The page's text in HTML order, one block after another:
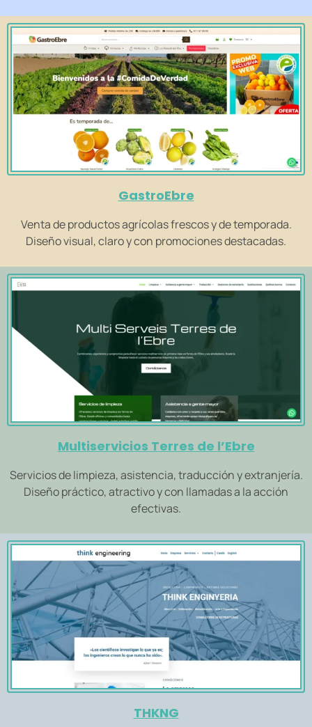
GastroEbre
Venta de productos agrícolas frescos y de temporada.
Diseño visual, claro y con promociones destacadas.
Multiservicios Terres de l’Ebre
Servicios de limpieza, asistencia, traducción y extranjería.
Diseño práctico, atractivo y con llamadas a la acción
efectivas.
THKNG